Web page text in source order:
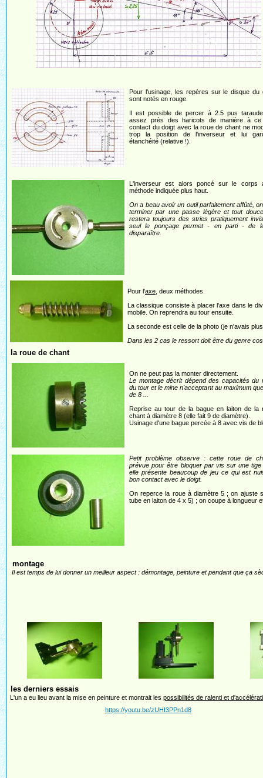
Pour l'usinage, les repères sur le disque du
sont notés en rouge.
Il est possible de percer à 2.5 pus
assez près des haricots de manière à
contact du doigt avec la roue de chant ne
trop la position de l'inverseur et lui
étanchéité (relative !).
L'inverseur est alors poncé sur le corps
méthode indiquée plus haut.
On a beau avoir un outil parfaitement affûté,
terminer par une passe légère et tout
restera toujours des stries pratiquement
seul le ponçage permet - en parti - de
disparaître.
Pour l'axe , deux méthodes.
La classique consiste à placer l'axe dans le
mobile. On reprendra au tour ensuite.
La seconde est celle de la photo (je n'avais
Dans les 2 cas le ressort doit être du genre
la roue de chant
On ne peut pas la monter directement.
Le montage décrit dépend des capacités du
du tour et le mine n'acceptant au maximum
de 8 ...
Reprise au tour de la bague en laiton de la
chant à diamètre 8 (elle fait 9 de diamètre).
Usinage d'une bague percée à 8 avec vis de
Petit problème observe : cette roue de
prévue pour être bloquer par vis sur une
elle présente beaucoup de jeu ce qui est
bon contact avec le doigt.
On reperce la roue à diamètre 5 ; on ajuste
tube en laiton de 4 x 5) ; on coupe à longueur
montage
Il est temps de lui donner un meilleur aspect : démontage, peinture et pendant que ça
les derniers essais
L'un a eu lieu avant la mise en peinture et montrait les possibilités de ralenti et
https://youtu.be/zUHI3PPn1d8